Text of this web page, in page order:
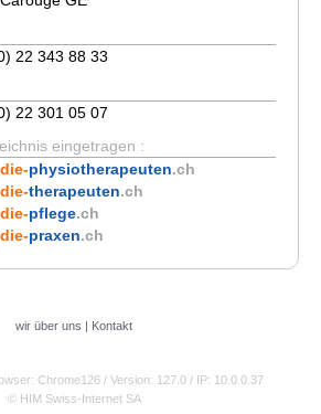
22 343 88 33
22 301 05 07
eingetragen :
die-physiotherapeuten.ch
die-therapeuten.ch
die-pflege.ch
die-praxen.ch
wir über uns | Kontakt
Chrome126 / Version: 127.0 / IP: 10.0.0.37
© HIM Swiss-Internet SA